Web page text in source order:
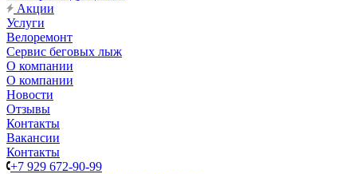
Акции
Услуги
Велоремонт
Сервис беговых лыж
О компании
О компании
Новости
Отзывы
Контакты
Вакансии
Контакты
+7 929 672-90-99